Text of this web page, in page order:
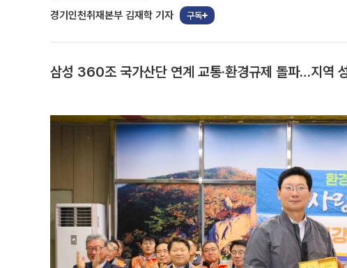
경기인천취재본부 김재학 기자 구독
삼성 360조 국가산단 연계 교통·환경규제 돌파…지역